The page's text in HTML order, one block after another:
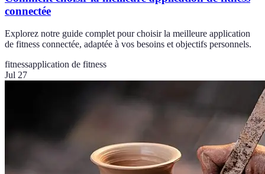
connectée
Explorez notre guide complet pour choisir la meilleure application
de fitness connectée, adaptée à vos besoins et objectifs personnels.
fitnessapplication de fitness
Jul 27